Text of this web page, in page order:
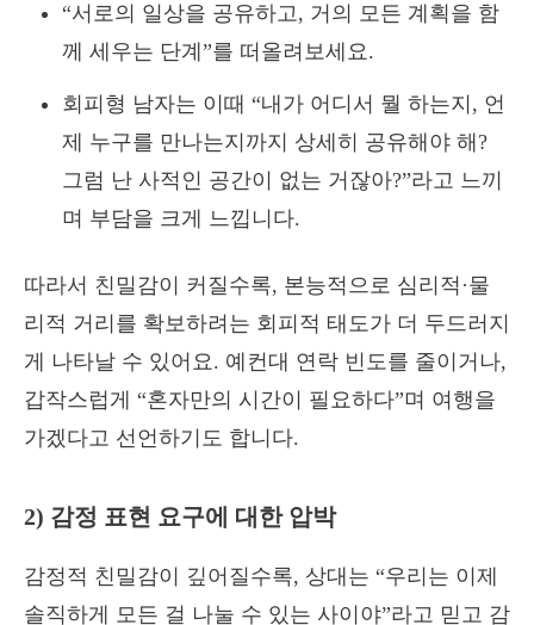
“서로의 일상을 공유하고, 거의 모든 계획을 함
께 세우는 단계”를 떠올려보세요.
회피형 남자는 이때 “내가 어디서 뭘 하는지, 언
제 누구를 만나는지까지 상세히 공유해야 해?
그럼 난 사적인 공간이 없는 거잖아?”라고 느끼
며 부담을 크게 느낍니다.
따라서 친밀감이 커질수록, 본능적으로 심리적·물
리적 거리를 확보하려는 회피적 태도가 더 두드러지
게 나타날 수 있어요. 예컨대 연락 빈도를 줄이거나,
갑작스럽게 “혼자만의 시간이 필요하다”며 여행을
가겠다고 선언하기도 합니다.
2) 감정 표현 요구에 대한 압박
감정적 친밀감이 깊어질수록, 상대는 “우리는 이제
솔직하게 모든 걸 나눌 수 있는 사이야”라고 믿고 감